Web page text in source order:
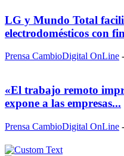
LG y Mundo Total
electrodomésticos con
Prensa CambioDigital OnLine -
«El trabajo remoto
expone a las empresas...
Prensa CambioDigital OnLine -